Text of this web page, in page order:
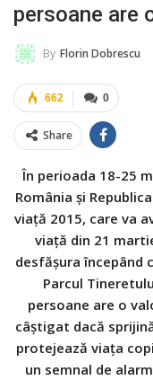
persoane are
By Florin Dobrescu
0
662
Share
În perioada 18-25
România şi
viaţă 2015, care va
viaţă din 21
desfăşura începând
Parcul
persoane are o
câştigat dacă
protejează viaţa
un semnal de